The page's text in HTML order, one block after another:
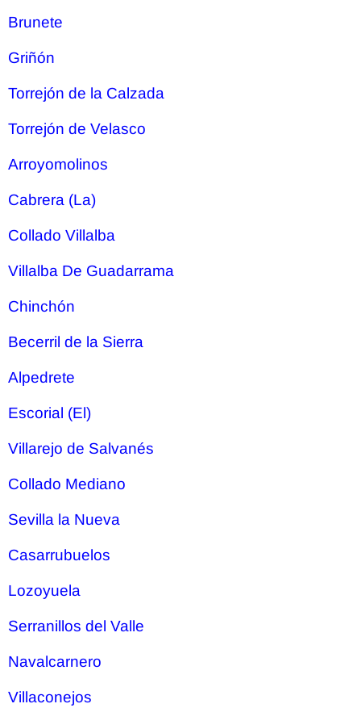
Brunete
Griñón
Torrejón de la Calzada
Torrejón de Velasco
Arroyomolinos
Cabrera (La)
Collado Villalba
Villalba De Guadarrama
Chinchón
Becerril de la Sierra
Alpedrete
Escorial (El)
Villarejo de Salvanés
Collado Mediano
Sevilla la Nueva
Casarrubuelos
Lozoyuela
Serranillos del Valle
Navalcarnero
Villaconejos